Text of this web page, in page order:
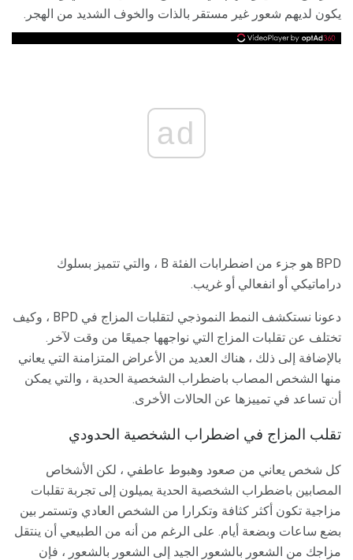
يكون لديهم شعور غير مستقر بالذات والخوف الشديد من الهجر.
ad
BPD هو جزء من اضطرابات الفئة B ، والتي تتميز بسلوك
دراماتيكي أو انفعالي أو غريب.
دعونا نستكشف النمط النموذجي لتقلبات المزاج في BPD ، وكيف
تختلف عن تقلبات المزاج التي نواجهها جميعًا من وقت لآخر.
بالإضافة إلى ذلك ، هناك العديد من الأعراض المتزامنة التي يعاني
منها الشخص المصاب باضطراب الشخصية الحدية ، والتي يمكن
أن تساعد في تمييزها عن الحالات الأخرى.
تقلب المزاج في اضطراب الشخصية الحدودي
كل شخص يعاني من صعود وهبوط عاطفي ، لكن الأشخاص
المصابين باضطراب الشخصية الحدية يميلون إلى تجربة تقلبات
مزاجية تكون أكثر كثافة وتكرارا من الشخص العادي وتستمر بين
بضع ساعات وبضعة أيام. على الرغم من أنه من الطبيعي أن ينتقل
مزاجك من الشعور بالشعور الجيد إلى الشعور بالشعور ، فإن